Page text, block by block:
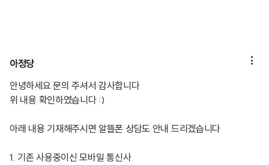
아정당 
안녕하세요 문의 주셔서 감사합니다
위 내용 확인하였습니다 :)
아래 내용 기재해주시면 알뜰폰 상담도 안내 드리겠습니다
1. 기존 사용중이신 모바일 통신사